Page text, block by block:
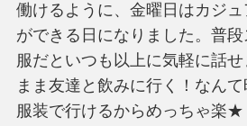
働けるように、金曜日はカジ
ができる日になりました。普
服だといつも以上に気軽に話
まま友達と飲みに行く！なん
服装で行けるからめっちゃ楽★